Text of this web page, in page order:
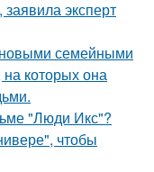
эксперт
новыми семейными
которых она
"Люди Икс"?
чтобы